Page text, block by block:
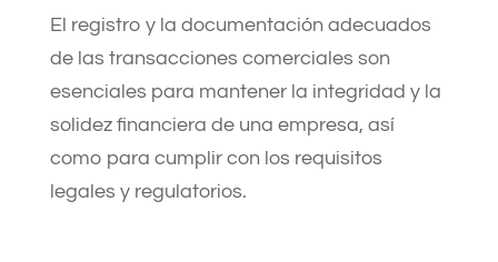
El registro y la documentación adecuados
de las transacciones comerciales son
esenciales para mantener la integridad y la
solidez financiera de una empresa, así
como para cumplir con los requisitos
legales y regulatorios.